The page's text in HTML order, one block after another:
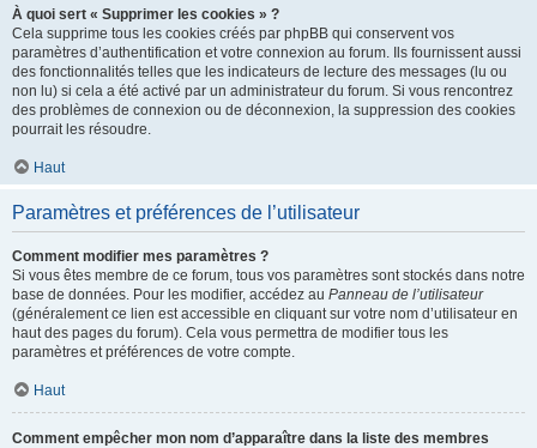
À quoi sert « Supprimer les cookies » ?
Cela supprime tous les cookies créés par phpBB qui conservent vos
paramètres d’authentification et votre connexion au forum. Ils fournissent aussi
des fonctionnalités telles que les indicateurs de lecture des messages (lu ou
non lu) si cela a été activé par un administrateur du forum. Si vous rencontrez
des problèmes de connexion ou de déconnexion, la suppression des cookies
pourrait les résoudre.
Haut
Paramètres et préférences de l’utilisateur
Comment modifier mes paramètres ?
Si vous êtes membre de ce forum, tous vos paramètres sont stockés dans notre
base de données. Pour les modifier, accédez au Panneau de l’utilisateur
(généralement ce lien est accessible en cliquant sur votre nom d’utilisateur en
haut des pages du forum). Cela vous permettra de modifier tous les
paramètres et préférences de votre compte.
Haut
Comment empêcher mon nom d’apparaître dans la liste des membres